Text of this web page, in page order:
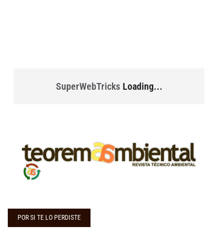
SuperWebTricksLoading...
POR SI TE LO PERDISTE